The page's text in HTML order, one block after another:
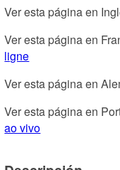
Ver esta página en
Ver esta página en
ligne
Ver esta página en
Ver esta página en
ao vivo